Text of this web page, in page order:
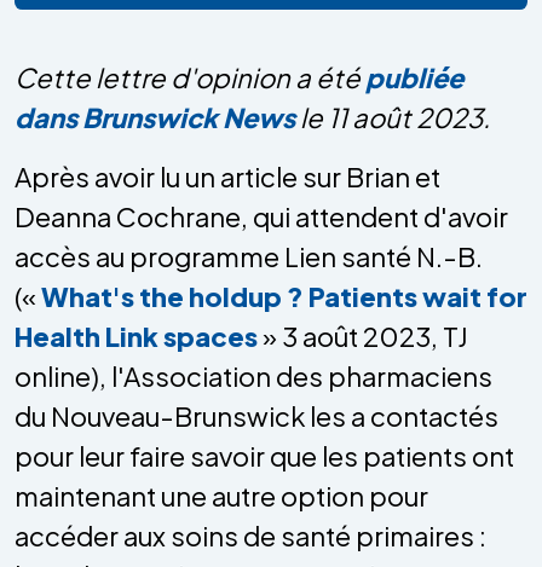
Cette lettre d'opinion a étépubliée
dans Brunswick Newsle 11 août 2023.
Après avoir lu un article sur Brian et
Deanna Cochrane, qui attendent d'avoir
accès au programme Lien santé N.-B.
(«What's the holdup ? Patients wait for
Health Link spaces» 3 août 2023, TJ
online), l'Association des pharmaciens
du Nouveau-Brunswick les a contactés
pour leur faire savoir que les patients ont
maintenant une autre option pour
accéder aux soins de santé primaires :